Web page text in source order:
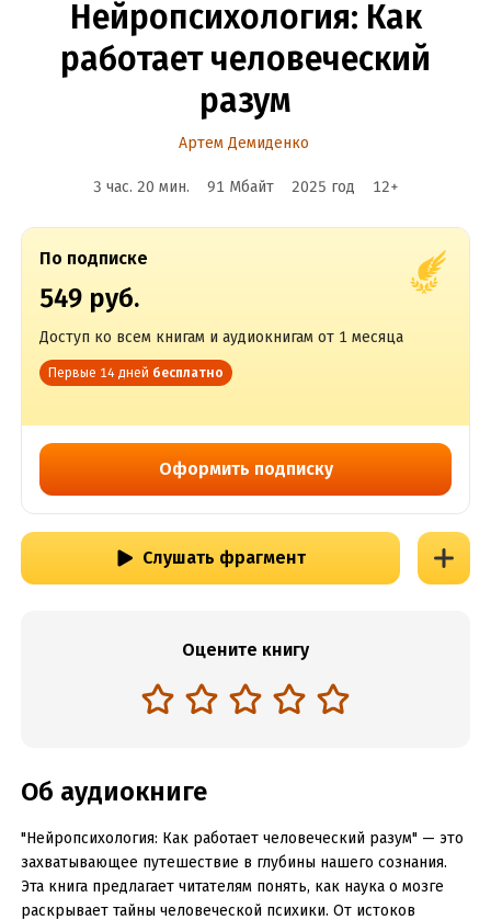
Нейропсихология: Как
работает человеческий
разум
Артем Демиденко
3 час. 20 мин. 91 Мбайт 2025 год 12+
По подписке
549 руб.
Доступ ко всем книгам и аудиокнигам от 1 месяца
Первые 14 дней бесплатно
Оформить подписку
Слушать фрагмент
Оцените книгу
Об аудиокниге
"Нейропсихология: Как работает человеческий разум" — это
захватывающее путешествие в глубины нашего сознания.
Эта книга предлагает читателям понять, как наука о мозге
раскрывает тайны человеческой психики. От истоков